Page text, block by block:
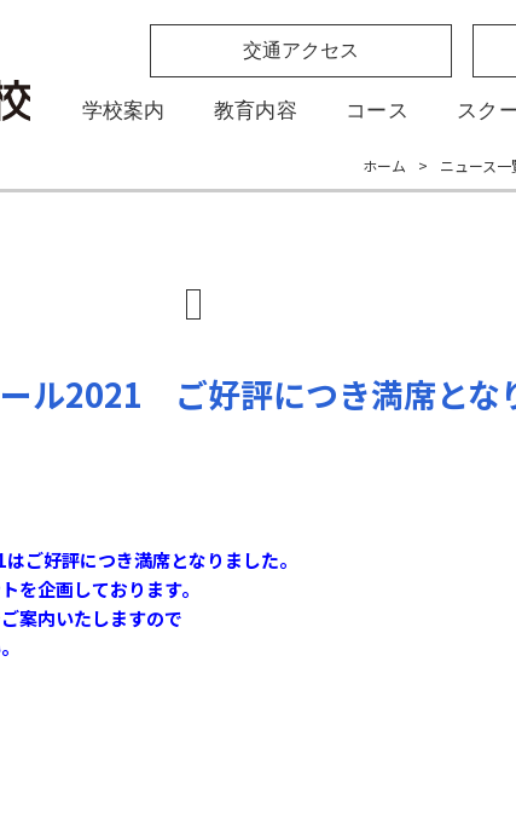
交通アクセス
学校案内 教育内容 コース スク
ホーム > ニュース一
ル2021 ご好評につき満席とな
ご好評につき満席となりました。
を企画しております。
案内いたしますので